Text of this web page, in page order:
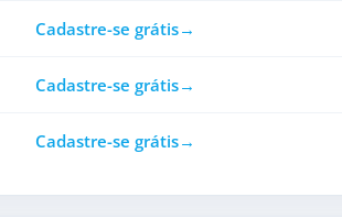
Cadastre-se grátis
Cadastre-se grátis
Cadastre-se grátis